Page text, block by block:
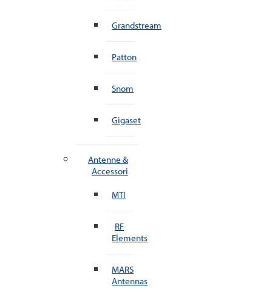
Grandstream
Patton
Snom
Gigaset
Antenne &
Accessori
MTI
RF
Elements
MARS
Antennas